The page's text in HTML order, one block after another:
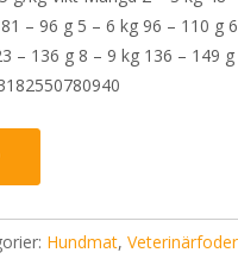
– 96 g 5 – 6 kg 96 – 110 g
– 136 g 8 – 9 kg 136 – 149
Hundmat,Veterinärfoder